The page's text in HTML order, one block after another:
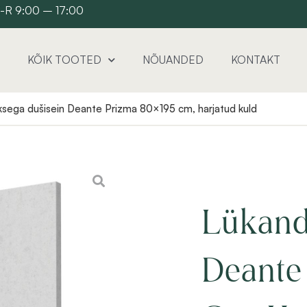
R 9:00 – 17:00
KÕIK TOOTED NÕUANDED KONTAKT
dušisein Deante Prizma 80×195 cm, harjatud kuld